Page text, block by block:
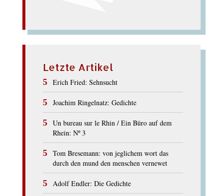
Letzte Artikel
Erich Fried: Sehnsucht
Joachim Ringelnatz: Gedichte
Un bureau sur le Rhin / Ein Büro auf dem
Rhein: Nº 3
Tom Bresemann: von jeglichem wort das
durch den mund den menschen vernewet
Adolf Endler: Die Gedichte